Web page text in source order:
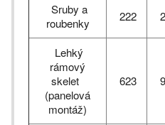
Sruby a
roubenky
222
Lehký
rámový
skelet
(panelová
montáž)
623